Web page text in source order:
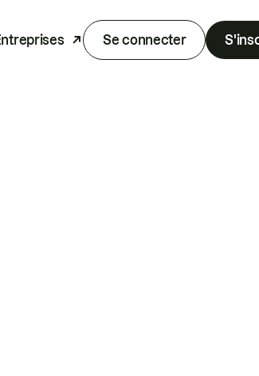
Se connecter